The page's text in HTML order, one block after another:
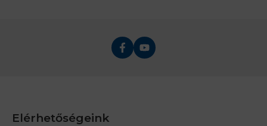
Elérhetőségeink